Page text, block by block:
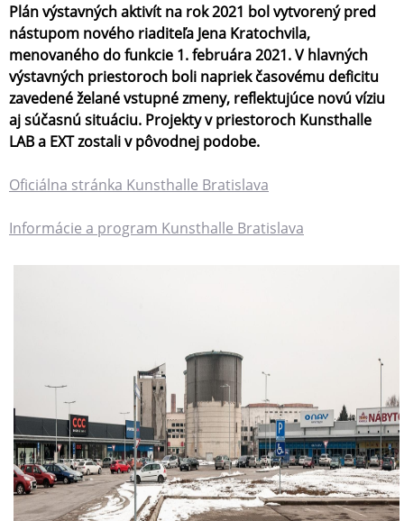
Plán výstavných aktivít na rok 2021 bol vytvorený pred
nástupom nového riaditeľa Jena Kratochvila,
menovaného do funkcie 1. februára 2021. V hlavných
výstavných priestoroch boli napriek časovému deficitu
zavedené želané vstupné zmeny, reflektujúce novú víziu
aj súčasnú situáciu. Projekty v priestoroch Kunsthalle
LAB a EXT zostali v pôvodnej podobe.
Oficiálna stránka Kunsthalle Bratislava
Informácie a program Kunsthalle Bratislava